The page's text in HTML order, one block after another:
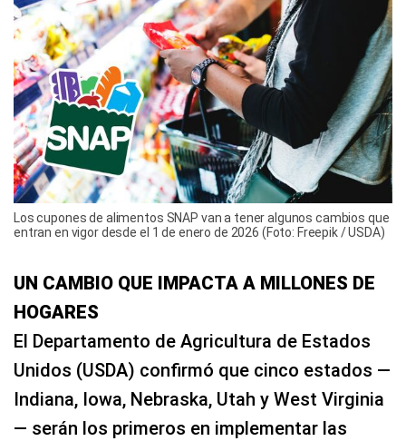
Los cupones de alimentos SNAP van a tener algunos cambios que
entran en vigor desde el 1 de enero de 2026 (Foto: Freepik / USDA)
UN CAMBIO QUE IMPACTA A MILLONES DE
HOGARES
El Departamento de Agricultura de Estados
Unidos (USDA) confirmó que cinco estados —
Indiana, Iowa, Nebraska, Utah y West Virginia
— serán los primeros en implementar las